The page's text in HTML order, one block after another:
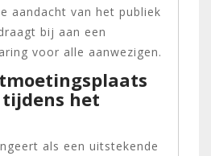
aandacht van het publiek
bij aan een
voor alle aanwezigen.
het
als een uitstekende